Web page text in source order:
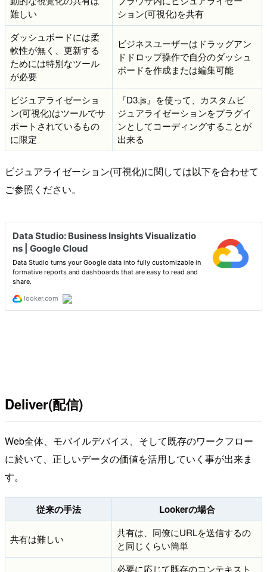
難しい
ション(可視化)を共有
ダッシュボードには柔
軟性が無く、更新する
ためには特別なツール
が必要
ビジネスユーザーはドラッグアン
ドドロップ操作で自分のダッシュ
ボードを作成または編集可能
ビジュアライゼーショ
ン(可視化)はツールでサ
ポートされているもの
に限定
『D3.js』を使って、カスタムビ
ジュアライゼーションをプラグイ
ンとしてコーディングすることが
出来る
ビジュアライゼーション(可視化)に関しては以下を合わせて
ご参照ください。
Deliver(配信)
Web全体、モバイルデバイス、そして既存のワークフロー
に於いて、正しいデータの価値を活用していく事が出来ま
す。
従来の手法 Lookerの場合
共有は難しい
共有は、同僚にURLを送信するの
と同じくらい簡単
必要に応じて既存のコンテキスト